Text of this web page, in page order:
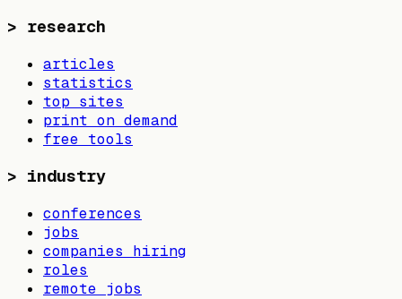
> research
articles
statistics
top sites
print on demand
free tools
> industry
conferences
jobs
companies hiring
roles
remote jobs